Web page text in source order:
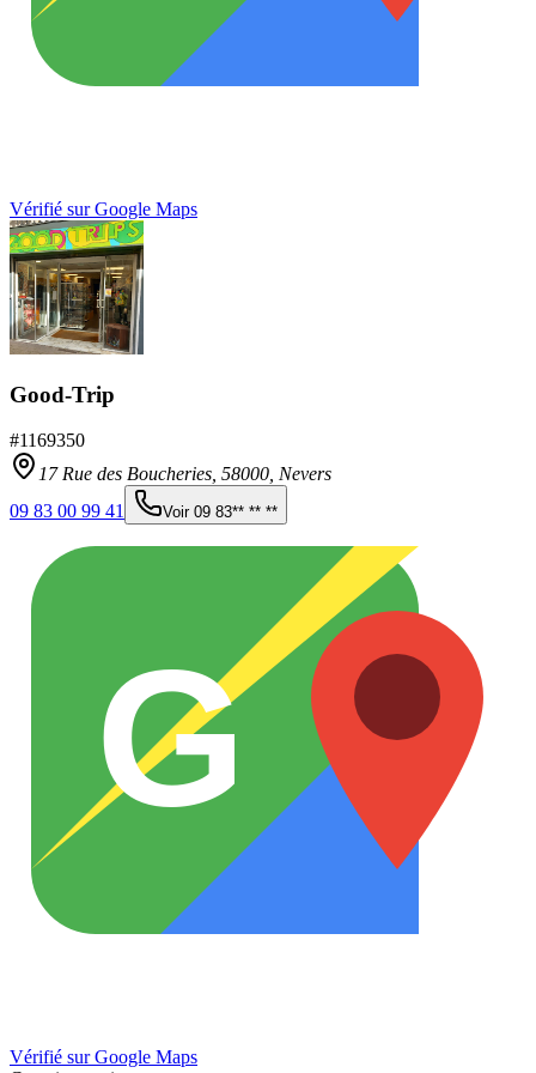
Vérifié sur Google Maps
Good-Trip
#1169350
17 Rue des Boucheries, 58000, Nevers
09 83 00 99 41
Voir 09 83** ** **
G
Vérifié sur Google Maps